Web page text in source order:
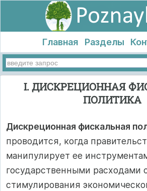
Главная Разделы
I. ДИСКРЕЦИОННАЯ
ПОЛИТИКА
Дискреционная фискальная
проводится, когда
манипулирует ее
государственными расходами
стимулирования